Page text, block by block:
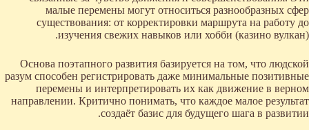
малые перемены могут относиться разнообразных сфер
существования: от корректировки маршрута на работу до
изучения свежих навыков или хобби (казино вулкан).
Основа поэтапного развития базируется на том, что людской
разум способен регистрировать даже минимальные позитивные
перемены и интерпретировать их как движение в верном
направлении. Критично понимать, что каждое малое результат
создаёт базис для будущего шага в развитии.